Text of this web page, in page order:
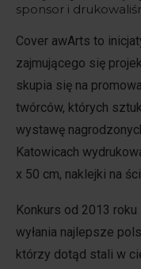
sponsor i
Cover awArts to
zajmującego się
skupia się na
twórców, których
wystawę
Katowicach
x 50 cm, naklejki na
Konkurs od 2013
wyłania najlepsze
którzy dotąd stali w